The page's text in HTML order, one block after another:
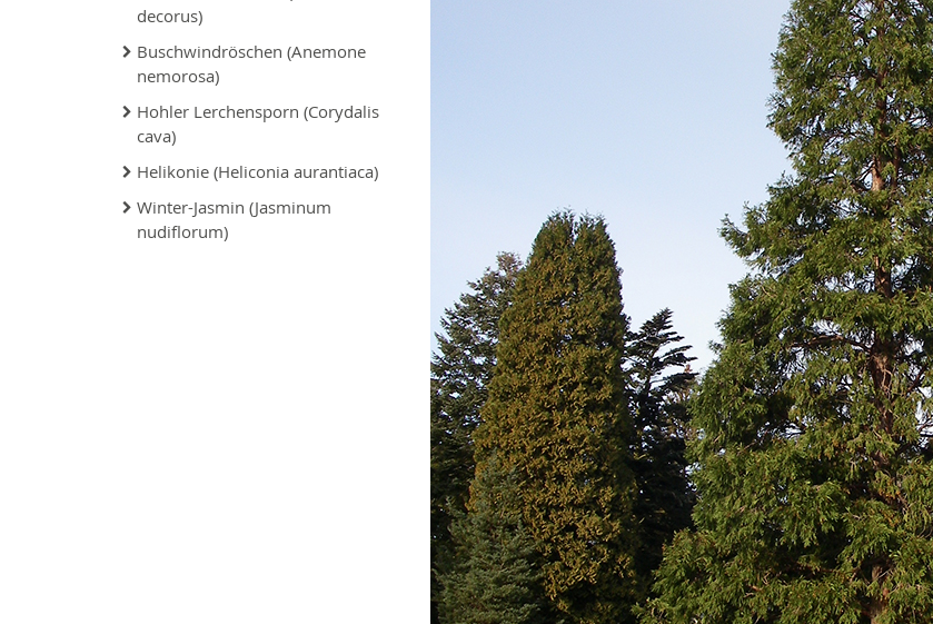
decorus)
Buschwindröschen (Anemone
nemorosa)
Hohler Lerchensporn (Corydalis
cava)
Helikonie (Heliconia aurantiaca)
Winter-Jasmin (Jasminum
nudiflorum)